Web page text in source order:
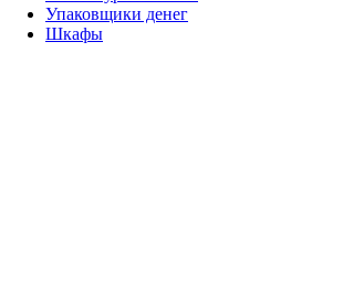
Упаковщики денег
Шкафы